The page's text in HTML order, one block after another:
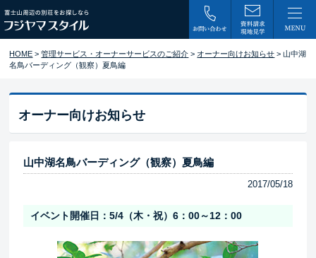
HOME >管理サービス・オーナーサービスのご紹介 > オーナー向けお知らせ > 山中湖
名鳥バーディング（観察）夏鳥編
オーナー向けお知らせ
山中湖名鳥バーディング（観察）夏鳥編
2017/05/18
イベント開催日：5/4（木・祝）6：00～12：00